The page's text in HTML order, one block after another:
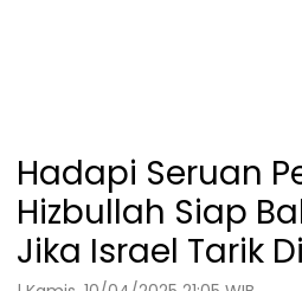
Hadapi Seruan
Hizbullah Siap
Jika Israel Tarik